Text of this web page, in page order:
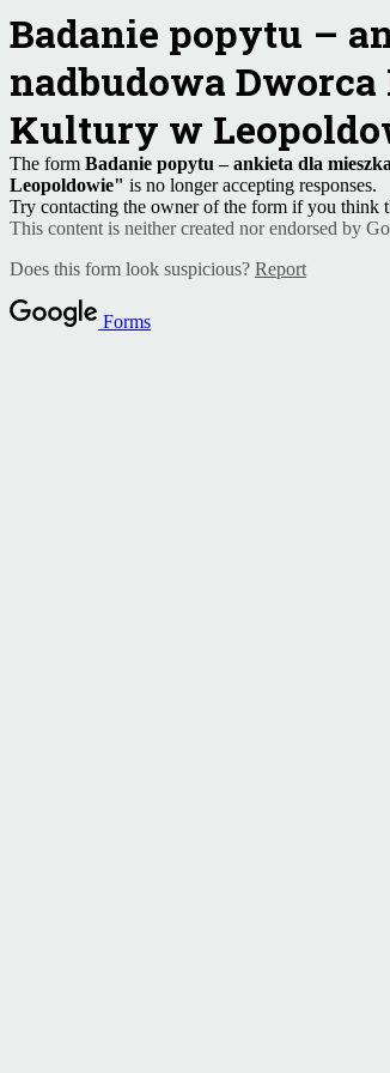
Badanie popytu –
nadbudowa
Kultury w
The form Badanie popytu – ankieta dla
Leopoldowie" is no longer accepting responses.
Try contacting the owner of the form if you think
This content is neither created nor endorsed by
Does this form look suspicious? Report
Forms